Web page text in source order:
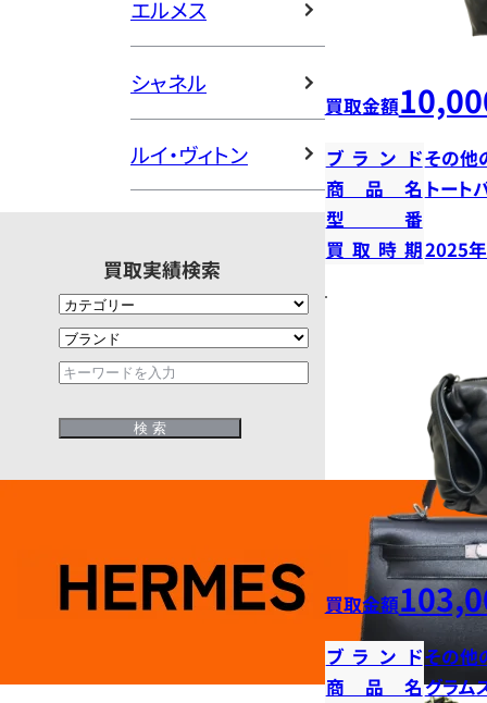
エルメス
シャネル
ルイ・ヴィトン
買取実績検索
買取金額
ブランドその他
商品名 トート
型番
買取時期2025
買取金額
ブランドその他
商品名グラム